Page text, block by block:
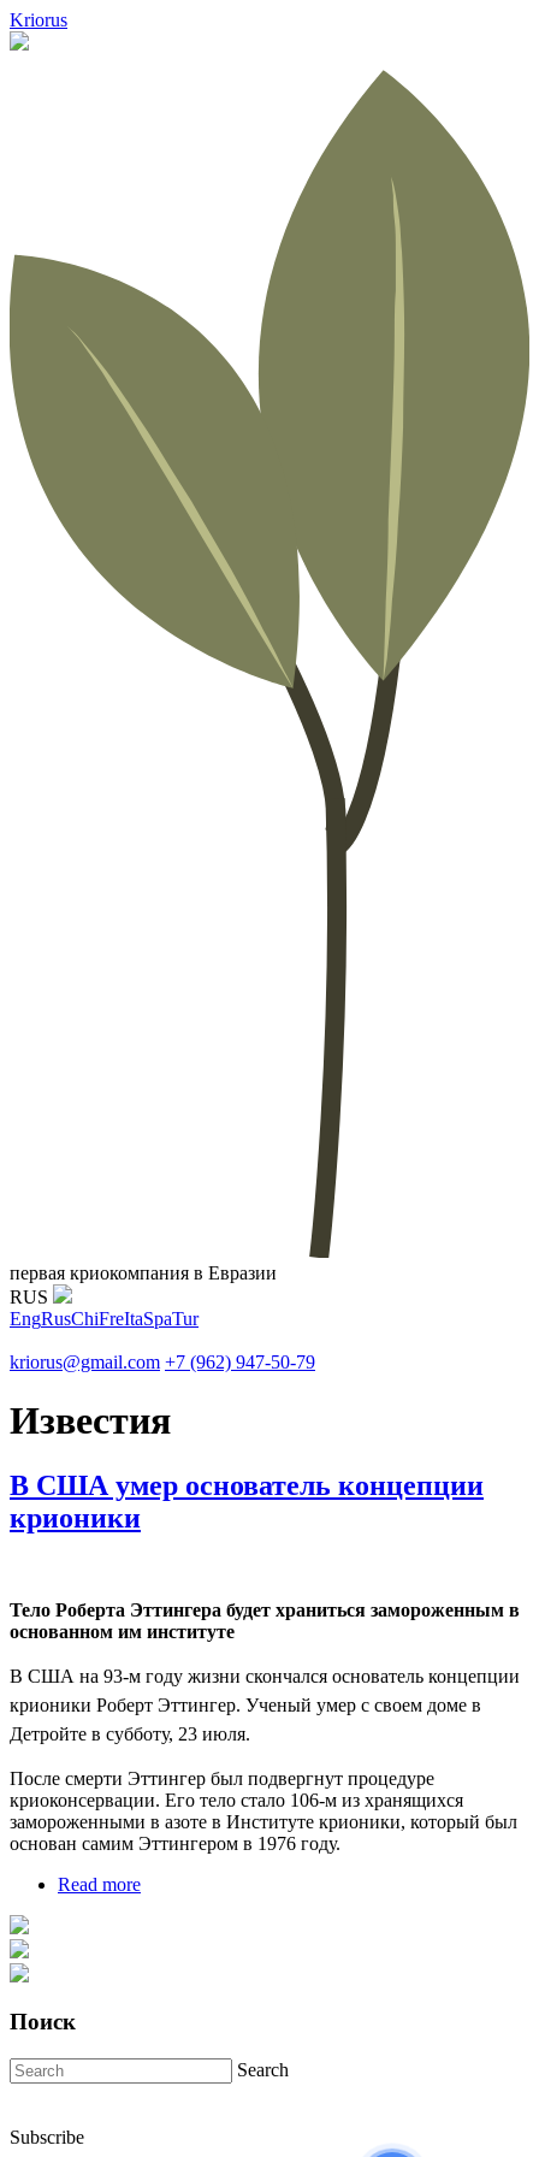
Kriorus
первая криокомпания в Евразии
RUS
EngRusChiFreItaSpaTur
kriorus@gmail.com +7 (962) 947-50-79
Известия
В США умер основатель концепции
крионики
Тело Роберта Эттингера будет храниться замороженным в
основанном им институте
В США на 93-м году жизни скончался основатель концепции
крионики Роберт Эттингер. Ученый умер с своем доме в
Детройте в субботу, 23 июля.
После смерти Эттингер был подвергнут процедуре
криоконсервации. Его тело стало 106-м из хранящихся
замороженными в азоте в Институте крионики, который был
основан самим Эттингером в 1976 году.
Read more
Поиск
Search
Subscribe